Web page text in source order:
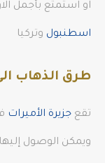
او استمتع بأجمل
اسطنبول وتركيا
طرق الذهاب
تقع جزيرة الأميرات
ويمكن الوصول